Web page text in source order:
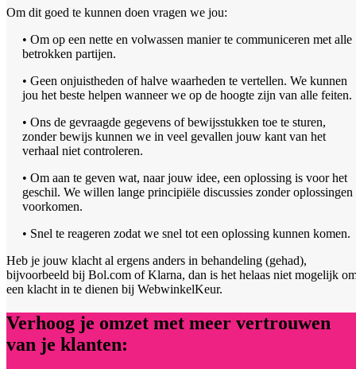
Om dit goed te kunnen doen vragen we jou:
• Om op een nette en volwassen manier te communiceren met alle
betrokken partijen.
• Geen onjuistheden of halve waarheden te vertellen. We kunnen
jou het beste helpen wanneer we op de hoogte zijn van alle feiten.
• Ons de gevraagde gegevens of bewijsstukken toe te sturen,
zonder bewijs kunnen we in veel gevallen jouw kant van het
verhaal niet controleren.
• Om aan te geven wat, naar jouw idee, een oplossing is voor het
geschil. We willen lange principiële discussies zonder oplossingen
voorkomen.
• Snel te reageren zodat we snel tot een oplossing kunnen komen.
Heb je jouw klacht al ergens anders in behandeling (gehad),
bijvoorbeeld bij Bol.com of Klarna, dan is het helaas niet mogelijk
een klacht in te dienen bij WebwinkelKeur.
Verhoog je omzet met meer vertrouwen
van je klanten: